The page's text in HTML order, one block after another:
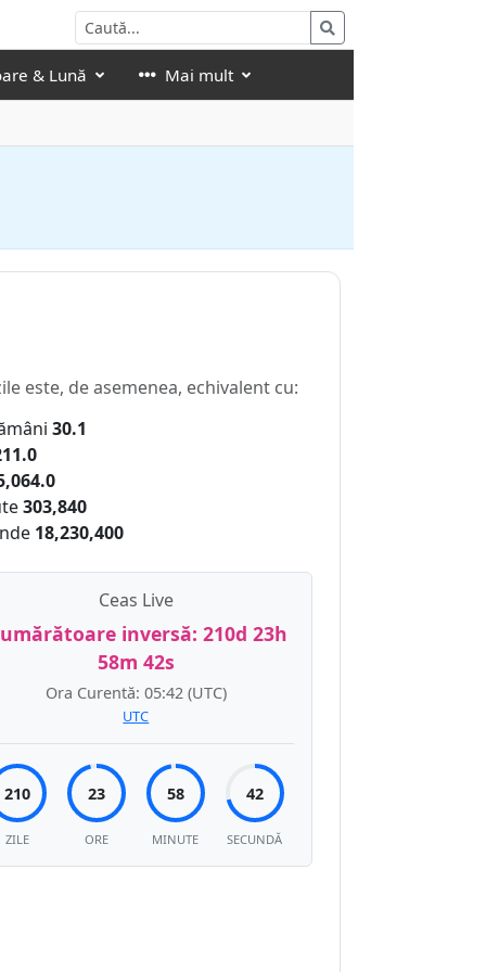
& Lună Mai mult
este, de asemenea, echivalent cu:
30.1
303,840
18,230,400
Ceas Live
inversă: 210d 23h
58m 41s
Ora Curentă: 05:42 (UTC)
UTC
210
ZILE
23
ORE
58
MINUTE
41
SECUNDĂ